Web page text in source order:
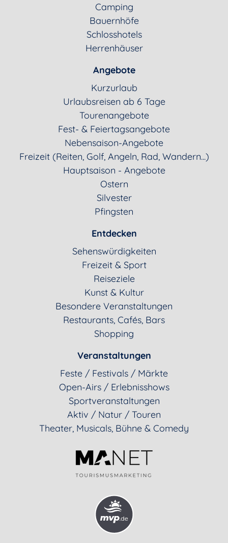
Camping
Bauernhöfe
Schlosshotels
Herrenhäuser
Angebote
Kurzurlaub
Urlaubsreisen ab 6 Tage
Tourenangebote
Fest- & Feiertagsangebote
Nebensaison-Angebote
Freizeit (Reiten, Golf, Angeln, Rad, Wandern...)
Hauptsaison - Angebote
Ostern
Silvester
Pfingsten
Entdecken
Sehenswürdigkeiten
Freizeit & Sport
Reiseziele
Kunst & Kultur
Besondere Veranstaltungen
Restaurants, Cafés, Bars
Shopping
Veranstaltungen
Feste / Festivals / Märkte
Open-Airs / Erlebnisshows
Sportveranstaltungen
Aktiv / Natur / Touren
Theater, Musicals, Bühne & Comedy